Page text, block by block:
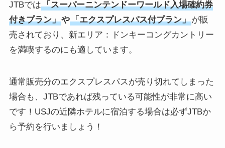
JTBでは「スーパーニンテンドーワールド入場確約券
付きプラン」や「エクスプレスパス付プラン」が販
売されており、新エリア：ドンキーコングカントリー
を満喫するのにも適しています。
通常販売分のエクスプレスパスが売り切れてしまった
場合も、JTBであれば残っている可能性が非常に高い
です！USJの近隣ホテルに宿泊する場合は必ずJTBか
ら予約を行いましょう！